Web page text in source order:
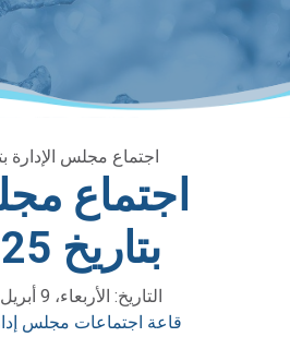
اجتماع مجلس الإدارة بتاريخ 04/
اجتماع
بتاريخ 04/09/2025
التاريخ: الأربعاء، 9 أبريل 2025، الوقت: 4:30 مساءً
قاعة اجتماعات مجلس